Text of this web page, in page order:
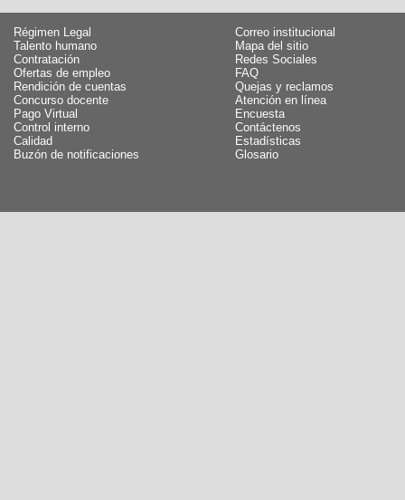
Régimen Legal
Talento humano
Contratación
Ofertas de empleo
Rendición de cuentas
Concurso docente
Pago Virtual
Control interno
Calidad
Buzón de notificaciones
Correo institucional
Mapa del sitio
Redes Sociales
FAQ
Quejas y reclamos
Atención en línea
Encuesta
Contáctenos
Estadísticas
Glosario